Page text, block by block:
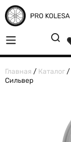
Главная / Каталог /
Сильвер